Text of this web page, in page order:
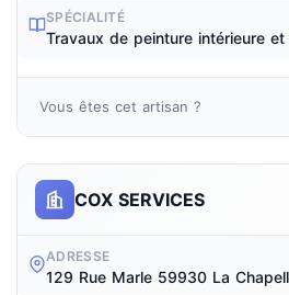
SPÉCIALITÉ
Travaux de peinture intérieure
Vous êtes cet artisan ?
COX SERVICES
ADRESSE
129 Rue Marle 59930 La